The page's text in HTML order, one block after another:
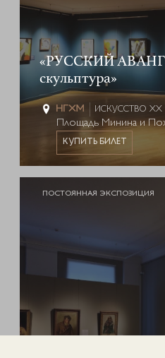
«РУССКИЙ
скульптура»
ИСКУССТВО XX
Площадь Минина и
КУПИТЬ БИЛЕТ
ПОСТОЯННАЯ ЭКСПОЗИЦИЯ